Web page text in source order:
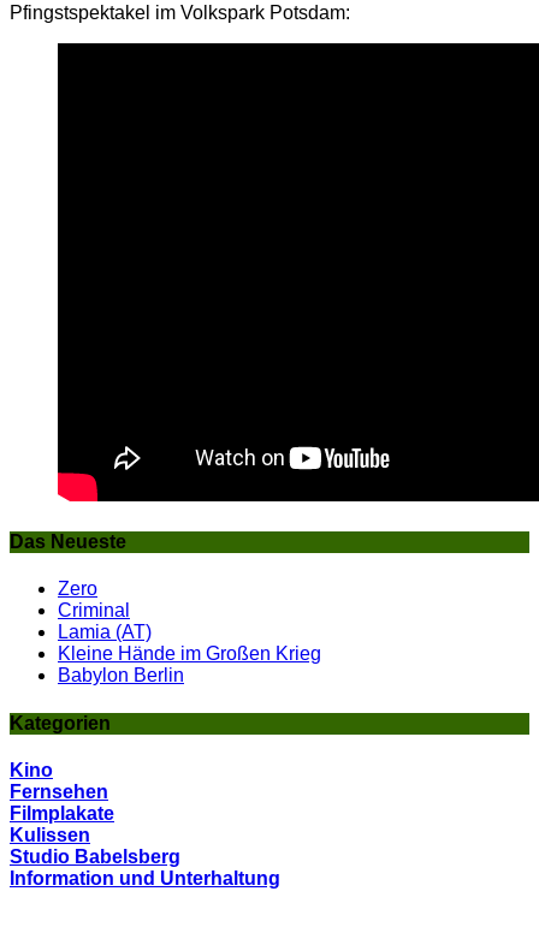
Pfingstspektakel im Volkspark Potsdam:
Das Neueste
Zero
Criminal
Lamia (AT)
Kleine Hände im Großen Krieg
Babylon Berlin
Kategorien
Kino
Fernsehen
Filmplakate
Kulissen
Studio Babelsberg
Information und Unterhaltung